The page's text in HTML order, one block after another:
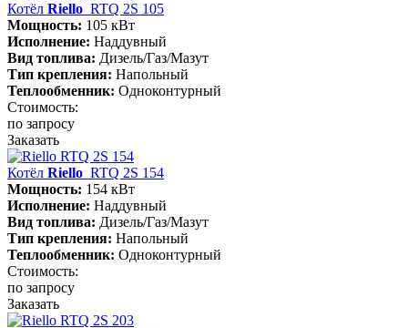
Котёл Riello RTQ 2S 105
Мощность: 105 кВт
Исполнение: Наддувный
Вид топлива: Дизель/Газ/Мазут
Тип крепления: Напольный
Теплообменник: Одноконтурный
Стоимость:
по запросу
Заказать
Котёл Riello RTQ 2S 154
Мощность: 154 кВт
Исполнение: Наддувный
Вид топлива: Дизель/Газ/Мазут
Тип крепления: Напольный
Теплообменник: Одноконтурный
Стоимость:
по запросу
Заказать